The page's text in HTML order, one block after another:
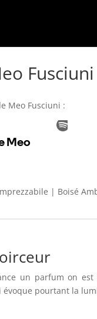
Fusciuni
Meo Fusciuni :
| Boisé
un parfum on est
pourtant la